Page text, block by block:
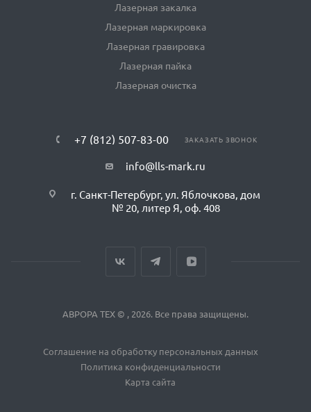
Лазерная закалка
Лазерная маркировка
Лазерная гравировка
Лазерная пайка
Лазерная очистка
+7 (812) 507-83-00 ЗАКАЗАТЬ ЗВОНОК
info@lls-mark.ru
г. Санкт-Петербург, ул. Яблочкова, дом
№ 20, литер Я, оф. 408
АВРОРА ТЕХ © , 2026. Все права защищены.
Соглашение на обработку персональных данных
Политика конфиденциальности
Карта сайта